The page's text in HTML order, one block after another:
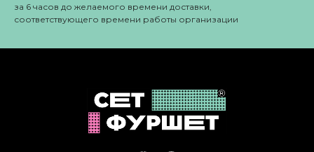
за 6 часов до желаемого времени доставки,
соответствующего времени работы организации